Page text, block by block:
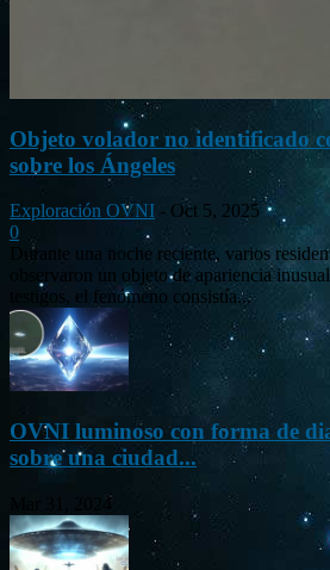
Objeto volador no identificado
sobre los Ángeles
Exploración OVNI - Oct 5, 2025
0
Durante una noche reciente, varios
observaron un objeto de apariencia
testigos, el fenómeno consistía...
OVNI luminoso con forma de
sobre una ciudad...
Mar 31, 2024